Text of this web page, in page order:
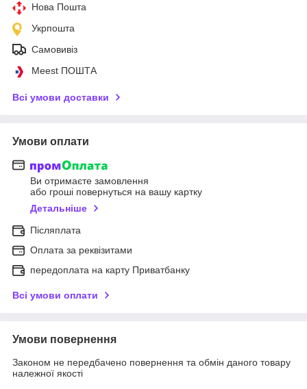
Нова Пошта
Укрпошта
Самовивіз
Meest ПОШТА
Всі умови доставки
Умови оплати
Ви отримаєте замовлення
або гроші повернуться на вашу картку
Детальніше
Післяплата
Оплата за реквізитами
передоплата на карту Приватбанку
Всі умови оплати
Умови повернення
Законом не передбачено повернення та обмін даного товару
належної якості